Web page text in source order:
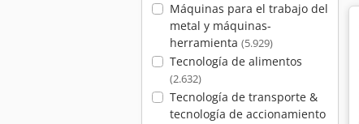
Máquinas para el trabajo del
metal y máquinas-
herramienta (5.929)
Tecnología de alimentos
(2.632)
Tecnología de transporte &
tecnología de accionamiento